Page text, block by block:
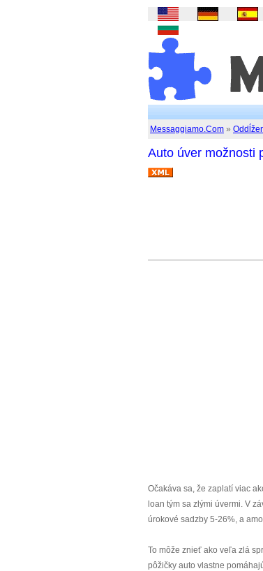
Messaggiamo.Com »
Auto úver možnosti
Očakáva sa, že zaplatí viac
loan tým sa zlými úvermi. V
úrokové sadzby 5-26%, a
To môže znieť ako veľa zlá
pôžičky auto vlastne